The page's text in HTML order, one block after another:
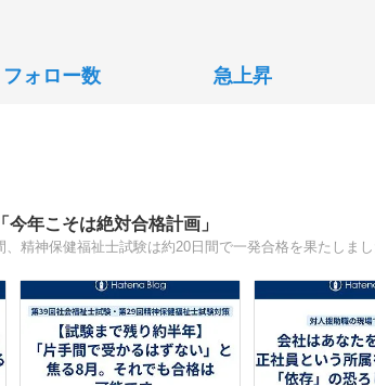
フォロー数 急上昇
年こそは絶対合格計画」